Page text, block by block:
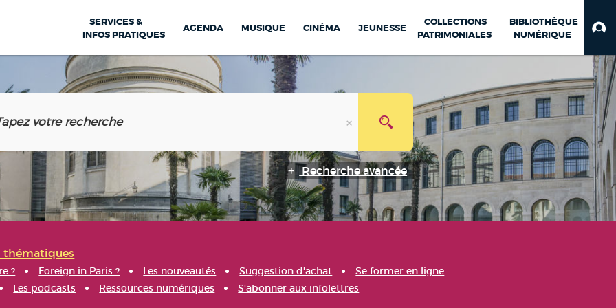
SERVICES &
INFOS PRATIQUES
AGENDA MUSIQUE CINÉMA JEUNESSE
COLLECTIONS
PATRIMONIALES
BIBLIOTHÈQUE
NUMÉRIQUE
Recherche avancée
thématiques
? Foreign in Paris ? Les nouveautés Suggestion d'achat
Se former en ligne
Les podcasts Ressources numériques S'abonner aux infolettres